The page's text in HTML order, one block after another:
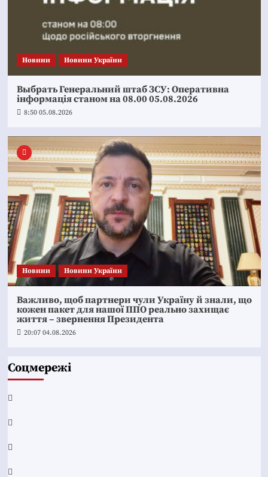
Новини Новини України
Выбрать Генеральний штаб ЗСУ: Оперативна
інформація станом на 08.00 05.08.2026
8:50 05.08.2026
Новини Новини України
Важливо, щоб партнери чули Україну й знали, що
кожен пакет для нашої ППО реально захищає
життя – звернення Президента
20:07 04.08.2026
Соцмережі
Facebook
YouTube
Telegram
Instagram